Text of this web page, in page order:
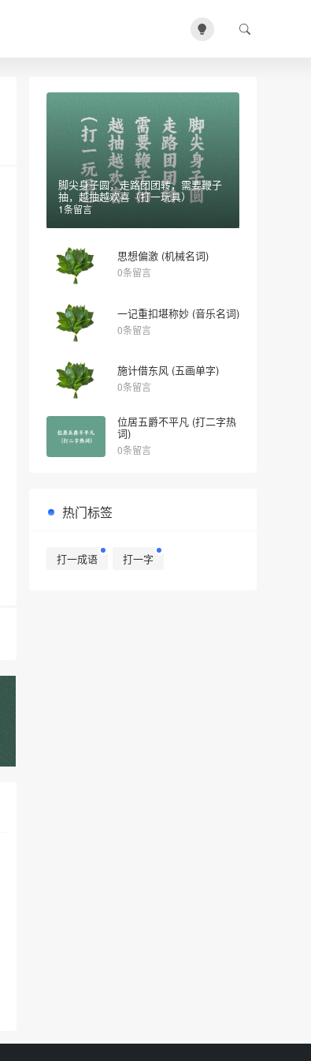
脚尖身子圆，走路团团转，需要鞭子
抽，越抽越欢喜（打一玩具）
1条留言
思想偏激 (机械名词)
0条留言
一记重扣堪称妙 (音乐名词)
0条留言
施计借东风 (五画单字)
0条留言
位居五爵不平凡 (打二字热
词)
0条留言
热门标签
打一成语 打一字